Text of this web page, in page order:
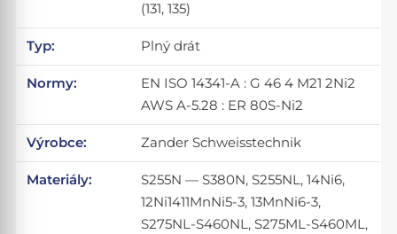
(131, 135)
Typ: Plný drát
Normy:
EN ISO 14341-A : G 46 4 M21 2Ni2
AWS A-5.28 : ER 80S-Ni2
Výrobce: Zander Schweisstechnik
Materiály:
S255N — S380N, S255NL, 14Ni6,
12Ni1411MnNi5-3, 13MnNi6-3,
S275NL-S460NL, S275ML-S460ML,